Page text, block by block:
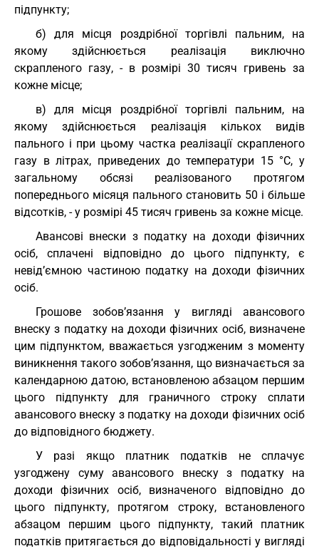
підпункту;
б) для місця роздрібної торгівлі пальним, на
якому здійснюється реалізація виключно
скрапленого газу, - в розмірі 30 тисяч гривень за
кожне місце;
в) для місця роздрібної торгівлі пальним, на
якому здійснюється реалізація кількох видів
пального і при цьому частка реалізації скрапленого
газу в літрах, приведених до температури 15 °C, у
загальному обсязі реалізованого протягом
попереднього місяця пального становить 50 і більше
відсотків, - у розмірі 45 тисяч гривень за кожне місце.
Авансові внески з податку на доходи фізичних
осіб, сплачені відповідно до цього підпункту, є
невід’ємною частиною податку на доходи фізичних
осіб.
Грошове зобов’язання у вигляді авансового
внеску з податку на доходи фізичних осіб, визначене
цим підпунктом, вважається узгодженим з моменту
виникнення такого зобов’язання, що визначається за
календарною датою, встановленою абзацом першим
цього підпункту для граничного строку сплати
авансового внеску з податку на доходи фізичних осіб
до відповідного бюджету.
У разі якщо платник податків не сплачує
узгоджену суму авансового внеску з податку на
доходи фізичних осіб, визначеного відповідно до
цього підпункту, протягом строку, встановленого
абзацом першим цього підпункту, такий платник
податків притягається до відповідальності у вигляді